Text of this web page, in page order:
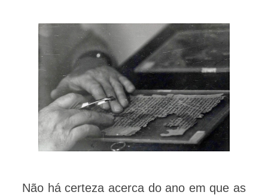
Não há certeza acerca do ano em que as